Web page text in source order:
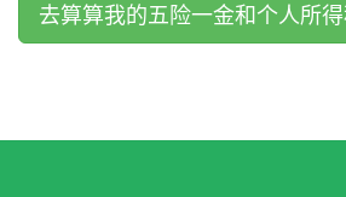
去算算我的五险一金和个人所